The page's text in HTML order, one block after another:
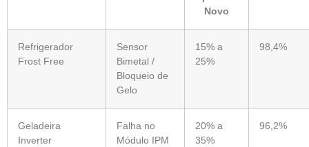
Novo
Refrigerador
Frost Free
Sensor
Bimetal /
Bloqueio de
Gelo
15% a
25%
98,4%
Geladeira
Inverter
Falha no
Módulo IPM
20% a
35%
96,2%